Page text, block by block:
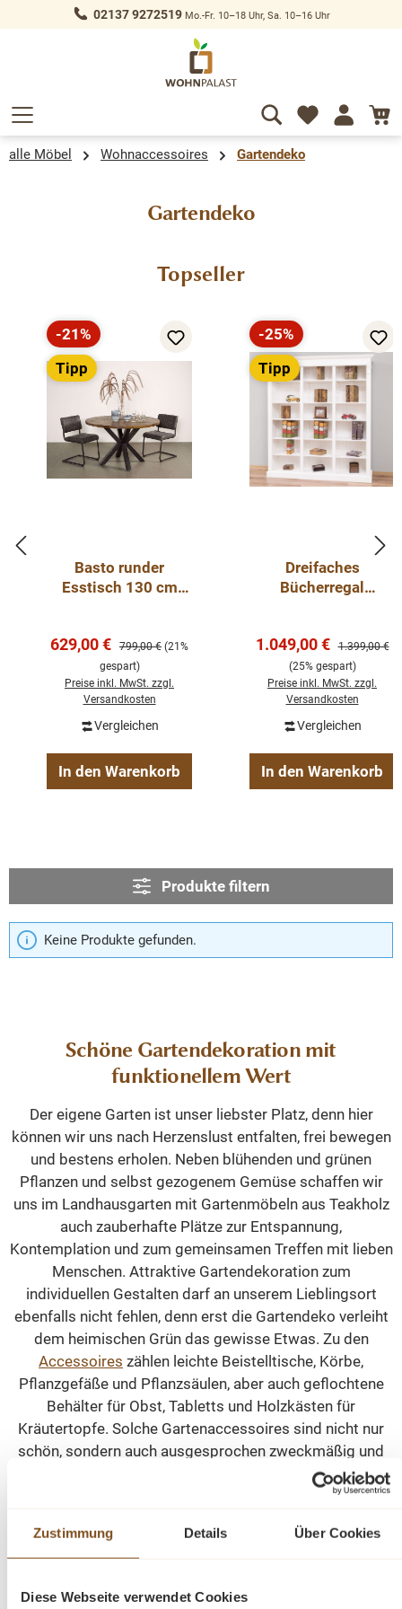
Zustimmung Details Über Cookies
Diese Webseite verwendet Cookies
springen 02137 9272519Mo.-Fr. 10–18 Uhr, Sa. 10–16 Uhr
alle Möbel Wohnaccessoires Gartendeko
Gartendeko
Produktgalerie überspringen
Topseller
Rabatt
-21%
Tipp
Basto runder
Esstisch 130 cm
Verkaufspreis:
629,00 € Regulärer Preis:
799,00 € (21%
gespart)
Preise inkl. MwSt. zzgl.
Versandkosten
Vergleichen
In den Warenkorb
Rabatt
-25%
Tipp
Dreifaches
Bücherregal
individuell &
hochwertig weiss
Verkaufspreis:
1.049,00 € Regulärer
1.399,00 €
(25% gespart)
Preise inkl. MwSt. zzgl.
Versandkosten
Vergleichen
In den Warenkorb
Produkte filtern
Keine Produkte gefunden.
Schöne Gartendekoration mit
funktionellem Wert
Der eigene Garten ist unser liebster Platz, denn hier
können wir uns nach Herzenslust entfalten, frei bewegen
und bestens erholen. Neben blühenden und grünen
Pflanzen und selbst gezogenem Gemüse schaffen wir
uns im Landhausgarten mit Gartenmöbeln aus Teakholz
auch zauberhafte Plätze zur Entspannung,
Kontemplation und zum gemeinsamen Treffen mit lieben
Menschen. Attraktive Gartendekoration zum
individuellen Gestalten darf an unserem Lieblingsort
ebenfalls nicht fehlen, denn erst die Gartendeko verleiht
dem heimischen Grün das gewisse Etwas. Zu den
Accessoires zählen leichte Beistelltische, Körbe,
Pflanzgefäße und Pflanzsäulen, aber auch geflochtene
Behälter für Obst, Tabletts und Holzkästen für
Kräutertopfe. Solche Gartenaccessoires sind nicht nur
schön, sondern auch ausgesprochen zweckmäßig und
Leben unter freiem Himmel
Das sommerliche Leben unter freiem Himmel ist